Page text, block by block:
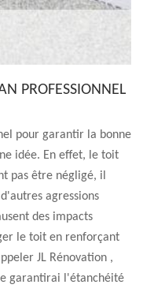
PROFESSIONNEL
pour garantir la bonne
idée. En effet, le toit
pas être négligé, il
agressions
des impacts
le toit en renforçant
JL Rénovation ,
garantirai l'étanchéité